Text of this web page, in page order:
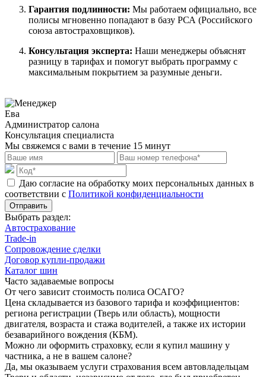
Гарантия подлинности: Мы работаем официально, все
полисы мгновенно попадают в базу РСА (Российского
союза автостраховщиков).
Консультация эксперта: Наши менеджеры объяснят
разницу в тарифах и помогут выбрать программу с
максимальным покрытием за разумные деньги.
Ева
Администратор салона
Консультация специалиста
Мы свяжемся с вами в течение 15 минут
Даю согласие на обработку моих персональных данных в
соответствии с Политикой конфиденциальности
Отправить
Выбрать раздел:
Автострахование
Trade-in
Сопровождение сделки
Договор купли-продажи
Каталог шин
Часто задаваемые вопросы
От чего зависит стоимость полиса ОСАГО?
Цена складывается из базового тарифа и коэффициентов:
региона регистрации (Тверь или область), мощности
двигателя, возраста и стажа водителей, а также их истории
безаварийного вождения (КБМ).
Можно ли оформить страховку, если я купил машину у
частника, а не в вашем салоне?
Да, мы оказываем услуги страхования всем автовладельцам